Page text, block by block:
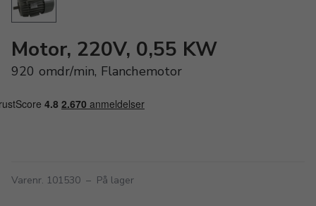
Motor, 220V, 0,55 KW
920 omdr/min, Flanchemotor
Varenr. 101530 – På lager